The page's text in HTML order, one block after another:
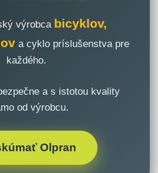
výrobca bicyklov,
a cyklo príslušenstva pre
každého.
a s istotou kvality
od výrobcu.
Olpran